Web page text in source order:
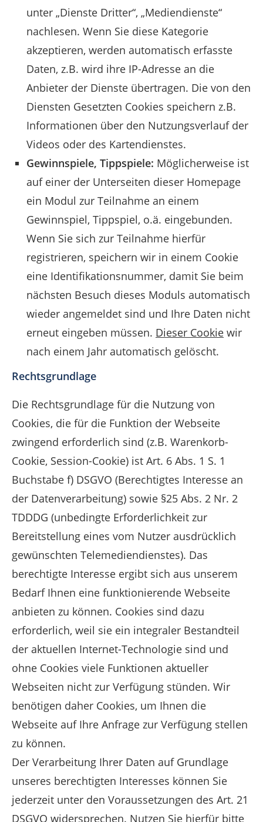
unter „Dienste Dritter“, „Mediendienste“
nachlesen. Wenn Sie diese Kategorie
akzeptieren, werden automatisch erfasste
Daten, z.B. wird ihre IP-Adresse an die
Anbieter der Dienste übertragen. Die von den
Diensten Gesetzten Cookies speichern z.B.
Informationen über den Nutzungsverlauf der
Videos oder des Kartendienstes.
Gewinnspiele, Tippspiele: Möglicherweise ist
auf einer der Unterseiten dieser Homepage
ein Modul zur Teilnahme an einem
Gewinnspiel, Tippspiel, o.ä. eingebunden.
Wenn Sie sich zur Teilnahme hierfür
registrieren, speichern wir in einem Cookie
eine Identifikationsnummer, damit Sie beim
nächsten Besuch dieses Moduls automatisch
wieder angemeldet sind und Ihre Daten nicht
erneut eingeben müssen. Dieser Cookie wir
nach einem Jahr automatisch gelöscht.
Rechtsgrundlage
Die Rechtsgrundlage für die Nutzung von
Cookies, die für die Funktion der Webseite
zwingend erforderlich sind (z.B. Warenkorb-
Cookie, Session-Cookie) ist Art. 6 Abs. 1 S. 1
Buchstabe f) DSGVO (Berechtigtes Interesse an
der Datenverarbeitung) sowie §25 Abs. 2 Nr. 2
TDDDG (unbedingte Erforderlichkeit zur
Bereitstellung eines vom Nutzer ausdrücklich
gewünschten Telemediendienstes). Das
berechtigte Interesse ergibt sich aus unserem
Bedarf Ihnen eine funktionierende Webseite
anbieten zu können. Cookies sind dazu
erforderlich, weil sie ein integraler Bestandteil
der aktuellen Internet-Technologie sind und
ohne Cookies viele Funktionen aktueller
Webseiten nicht zur Verfügung stünden. Wir
benötigen daher Cookies, um Ihnen die
Webseite auf Ihre Anfrage zur Verfügung stellen
zu können.
Der Verarbeitung Ihrer Daten auf Grundlage
unseres berechtigten Interesses können Sie
jederzeit unter den Voraussetzungen des Art. 21
DSGVO widersprechen. Nutzen Sie hierfür bitte